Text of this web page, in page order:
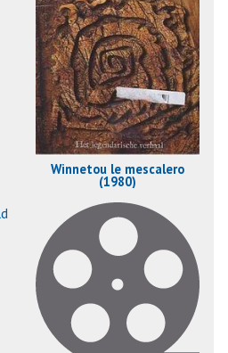
Winnetou le mescalero
(1980)